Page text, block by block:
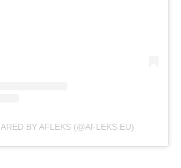
BY AFLEKS (@AFLEKS.EU)